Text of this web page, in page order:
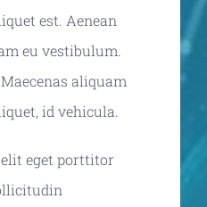
est. Aenean
eu vestibulum.
aliquam
id vehicula.
eget porttitor